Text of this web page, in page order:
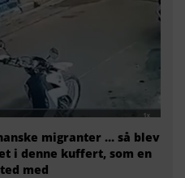
migranter … så blev
i denne kuffert, som en
med